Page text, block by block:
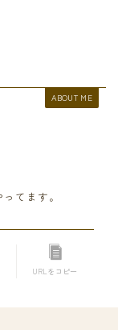
ABOUT ME
てます。
URLをコピー